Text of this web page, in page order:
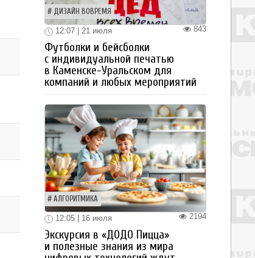
ДИЗАЙН ВОВРЕМЯ
843
12:07 | 21 июля
Футболки и бейсболки
с индивидуальной печатью
в Каменске-Уральском для
компаний и любых мероприятий
АЛГОРИТМИКА
2194
12:05 | 16 июля
Экскурсия в «ДОДО Пицца»
и полезные знания из мира